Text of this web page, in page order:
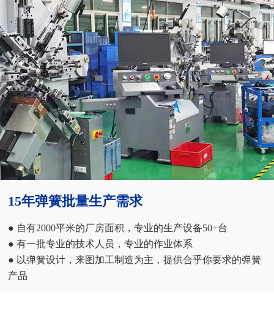
15年弹簧批量生产需求
● 自有2000平米的厂房面积，专业的生产设备50+台
● 有一批专业的技术人员，专业的作业体系
● 以弹簧设计，来图加工制造为主，提供合乎你要求的弹簧
产品